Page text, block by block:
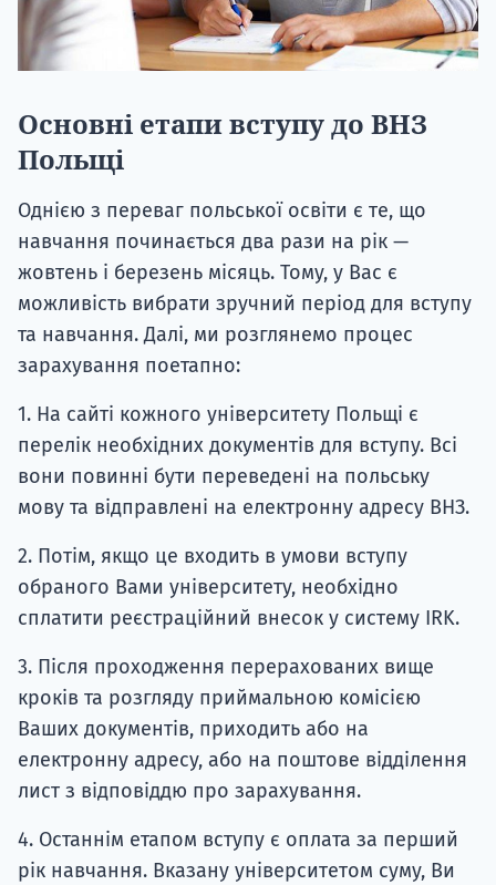
Основні етапи вступу до ВНЗ
Польщі
Однією з переваг польської освіти є те, що
навчання починається два рази на рік —
жовтень і березень місяць. Тому, у Вас є
можливість вибрати зручний період для вступу
та навчання. Далі, ми розглянемо процес
зарахування поетапно:
1. На сайті кожного університету Польщі є
перелік необхідних документів для вступу. Всі
вони повинні бути переведені на польську
мову та відправлені на електронну адресу ВНЗ.
2. Потім, якщо це входить в умови вступу
обраного Вами університету, необхідно
сплатити реєстраційний внесок у систему IRK.
3. Після проходження перерахованих вище
кроків та розгляду приймальною комісією
Ваших документів, приходить або на
електронну адресу, або на поштове відділення
лист з відповіддю про зарахування.
4. Останнім етапом вступу є оплата за перший
рік навчання. Вказану університетом суму, Ви